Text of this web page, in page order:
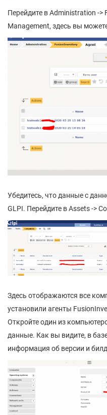
Перейдите в Administration ->
Management, здесь вы
Убедитесь, что данные с
GLPI. Перейдите в Assets ->
Здесь отображаются все
установили агенты
Откройте один из
данные. Как вы видите, в
информация об версии и